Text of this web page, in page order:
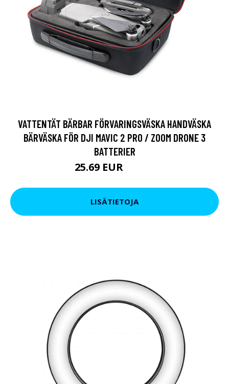
VATTENTÄT BÄRBAR FÖRVARINGSVÄSKA HANDVÄSKA
BÄRVÄSKA FÖR DJI MAVIC 2 PRO / ZOOM DRONE 3
BATTERIER
25.69 EUR
LISÄTIETOJA